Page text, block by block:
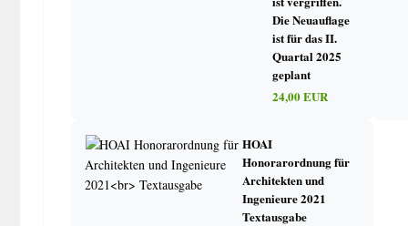
Beurlaubung/Dienstbefreiung/Krankmeldung
Allgemeines Dienstrecht
Mehrarbeit
Nebentätigkeit
Die Neuauflage
ist für das II.
Quartal 2025
geplant
24,00 EUR
HOAI
Honorarordnung für
Architekten und
Ingenieure 2021
Textausgabe